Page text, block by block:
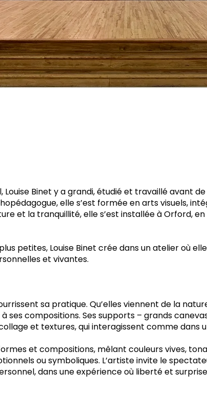
Louise Binet y a grandi, étudié et travaillé avant
elle s’est formée en arts visuels,
et la tranquillité, elle s’est installée à Orford,
petites, Louise Binet crée dans un atelier où
et vivantes.
sa pratique. Qu’elles viennent de la
ses compositions. Ses supports – grands
et textures, qui interagissent comme dans
et compositions, mêlant couleurs vives,
ou symboliques. L’artiste invite le
dans une expérience où liberté et